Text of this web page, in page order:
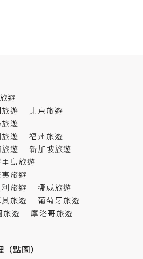
遊
遊
北京旅遊
遊
遊
福州旅遊
旅遊
新加坡旅遊
島旅遊
旅遊
旅遊
挪威旅遊
其旅遊
葡萄牙旅遊
旅遊
摩洛哥旅遊
點圖）